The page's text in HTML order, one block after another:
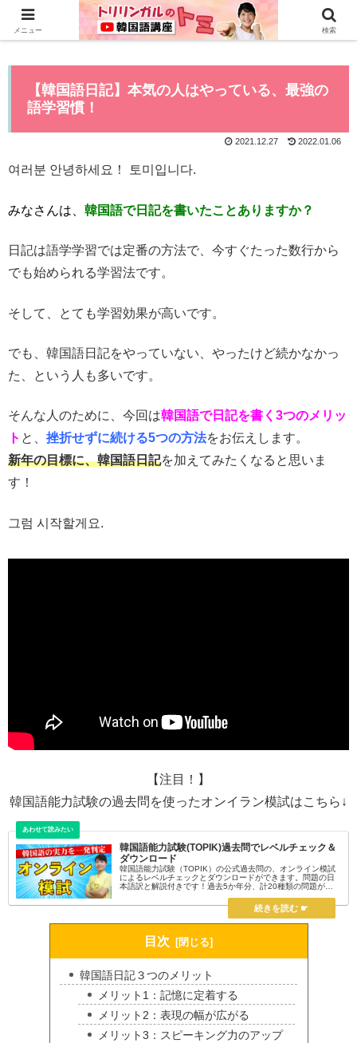
0から全てYouTubeで学べる韓国語講座はこちら>>
【韓国語日記】本気の人はやっている、最強の
語学習慣！
2021.12.27 2022.01.06
여러분 안녕하세요！ 토미입니다.
みなさんは、 韓国語で日記を書いたことありますか？
日記は語学学習では定番の方法で、今すぐたった数行から
でも始められる学習法です。
そして、とても学習効果が高いです。
でも、韓国語日記をやっていない、やったけど続かなかっ
た、という人も多いです。
そんな人のために、今回は韓国語で日記を書く3つのメリッ
ト と、 挫折せずに続ける5つの方法をお伝えします。
新年の目標に、韓国語日記を加えてみたくなると思いま
す！
그럼 시작할게요.
【注目！】
韓国語能力試験の過去問を使ったオンイラン模試はこちら↓
韓国語能力試験(TOPIK)過去問でレベルチェック＆
ダウンロード
韓国語能力試験（TOPIK）の公式過去問の、オンライン模試
によるレベルチェックとダウンロードができます。問題の日
本語訳と解説付きです！過去5か年分、計20種類の問題が掲
ができます。ご自身の韓国語レベルのチェックにもご活用く
目次
韓国語日記３つのメリット
メリット1：記憶に定着する
メリット2：表現の幅が広がる
メリット3：スピーキング力のアップ
メニュー 検索